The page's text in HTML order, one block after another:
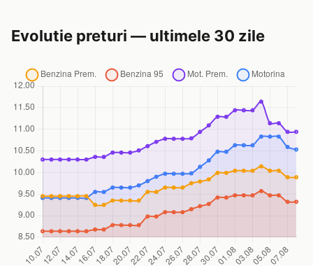
Evolutie preturi — ultimele 30 zile